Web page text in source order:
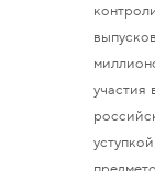
участия